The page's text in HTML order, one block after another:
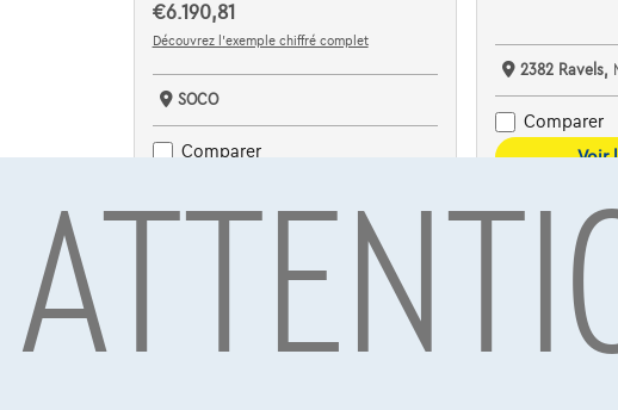
€6.190,81
Découvrez l’exemple chiffré complet
SOCO
Comparer
2382 Ravels,
Comparer
Voir